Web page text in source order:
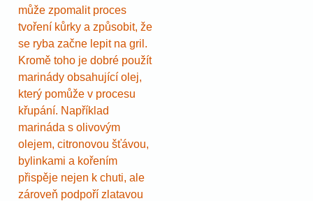
může zpomalit proces
tvoření kůrky a způsobit, že
se ryba začne lepit na gril.
Kromě toho je dobré použít
marinády obsahující olej,
který pomůže v procesu
křupání. Například
marináda s olivovým
olejem, citronovou šťávou,
bylinkami a kořením
přispěje nejen k chuti, ale
zároveň podpoří zlatavou